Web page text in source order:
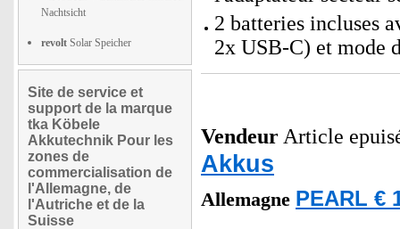
Nachtsicht
revolt Solar Speicher
Site de service et
support de la marque
tka Köbele
Akkutechnik Pour les
zones de
commercialisation de
l'Allemagne, de
l'Autriche et de la
Suisse
2 batteries incluses
2x USB-C) et mode
Vendeur Article
Akkus
Allemagne PEARL €